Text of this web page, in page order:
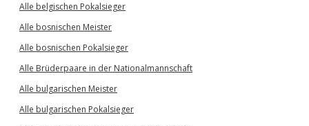
Alle belgischen Pokalsieger
Alle bosnischen Meister
Alle bosnischen Pokalsieger
Alle Brüderpaare in der Nationalmannschaft
Alle bulgarischen Meister
Alle bulgarischen Pokalsieger